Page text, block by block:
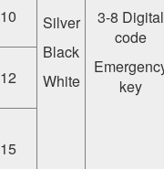
Silver
Black
White
3-8 Digital
code
key
10
12
15